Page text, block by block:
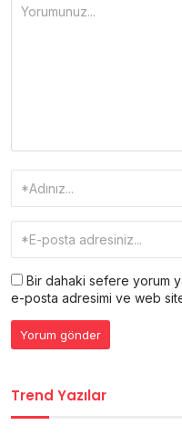
Bir dahaki sefere yorum
e-posta adresimi ve web
Trend Yazılar